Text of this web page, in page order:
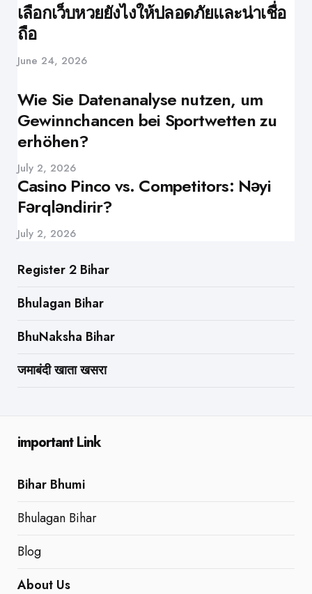
เลือกเว็บหวยยังไงให้ปลอดภัยและน่าเชื่อ
ถือ
June 24, 2026
Wie Sie Datenanalyse nutzen, um
Gewinnchancen bei Sportwetten zu
erhöhen?
July 2, 2026
Casino Pinco vs. Competitors: Nəyi
Fərqləndirir?
July 2, 2026
Register 2 Bihar
Bhulagan Bihar
BhuNaksha Bihar
जमाबंदी खाता खसरा
important Link
Bihar Bhumi
Bhulagan Bihar
Blog
About Us